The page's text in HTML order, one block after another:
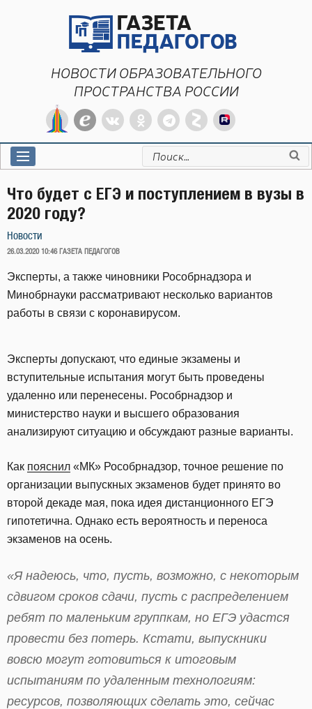
НОВОСТИ ОБРАЗОВАТЕЛЬНОГО
ПРОСТРАНСТВА РОССИИ
Искать:
Что будет с ЕГЭ и поступлением в вузы в
2020 году?
Новости
ОПУБЛИКОВАНО
26.03.2020 10:46 ГАЗЕТА ПЕДАГОГОВ
Эксперты, а также чиновники Рособрнадзора и
Минобрнауки рассматривают несколько вариантов
работы в связи с коронавирусом.
Эксперты допускают, что единые экзамены и
вступительные испытания могут быть проведены
удаленно или перенесены. Рособрнадзор и
министерство науки и высшего образования
анализируют ситуацию и обсуждают разные варианты.
Как пояснил «МК» Рособрнадзор, точное решение по
организации выпускных экзаменов будет принято во
второй декаде мая, пока идея дистанционного ЕГЭ
гипотетична. Однако есть вероятность и переноса
экзаменов на осень.
«Я надеюсь, что, пусть, возможно, с некоторым
сдвигом сроков сдачи, пусть с распределением
ребят по маленьким группкам, но ЕГЭ удастся
провести без потерь. Кстати, выпускники
вовсю могут готовиться к итоговым
испытаниям по удаленным технологиям:
ресурсов, позволяющих сделать это, сейчас